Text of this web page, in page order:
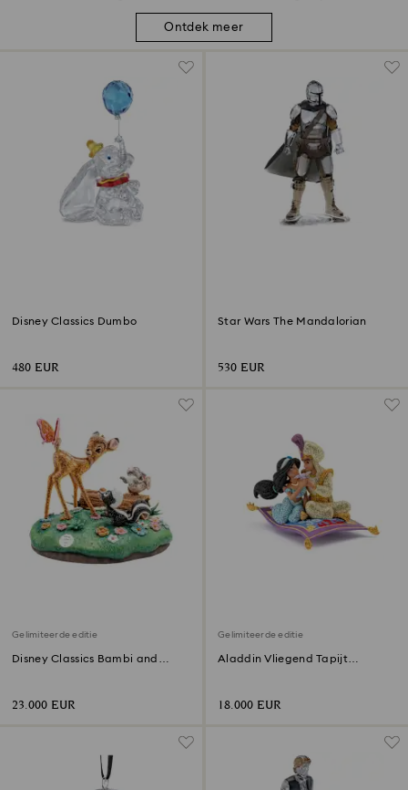
Ontdek meer
Disney Classics Dumbo
480 EUR
Star Wars The Mandalorian
530 EUR
Gelimiteerde editie
Disney Classics Bambi and
23.000 EUR
Gelimiteerde editie
Aladdin Vliegend Tapijt
18.000 EUR